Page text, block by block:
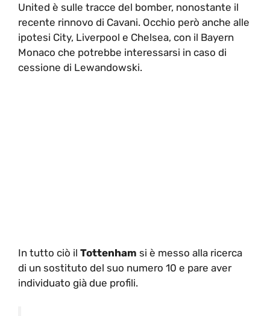
United è sulle tracce del bomber, nonostante il
recente rinnovo di Cavani. Occhio però anche alle
ipotesi City, Liverpool e Chelsea, con il Bayern
Monaco che potrebbe interessarsi in caso di
cessione di Lewandowski.
In tutto ciò il Tottenham si è messo alla ricerca
di un sostituto del suo numero 10 e pare aver
individuato già due profili.